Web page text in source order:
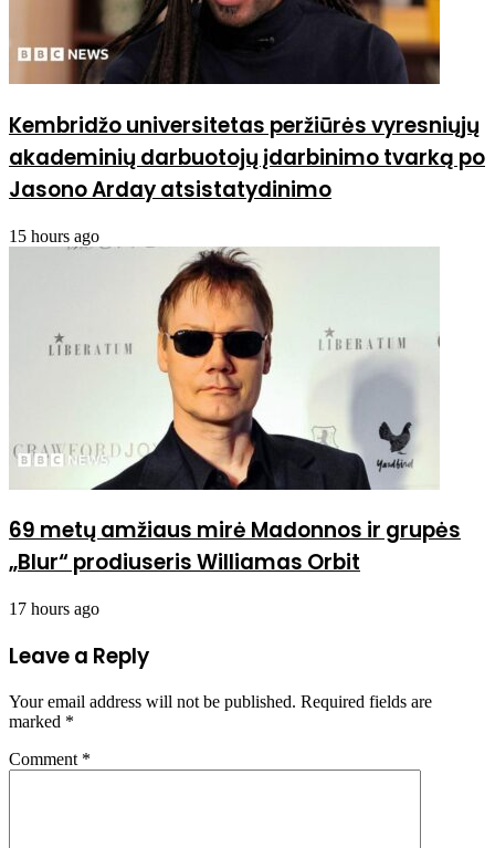
Kembridžo universitetas peržiūrės vyresniųjų
akademinių darbuotojų įdarbinimo tvarką po
Jasono Arday atsistatydinimo
15 hours ago
69 metų amžiaus mirė Madonnos ir grupės
„Blur“ prodiuseris Williamas Orbit
17 hours ago
Leave a Reply
Your email address will not be published. Required fields are
marked *
Comment *